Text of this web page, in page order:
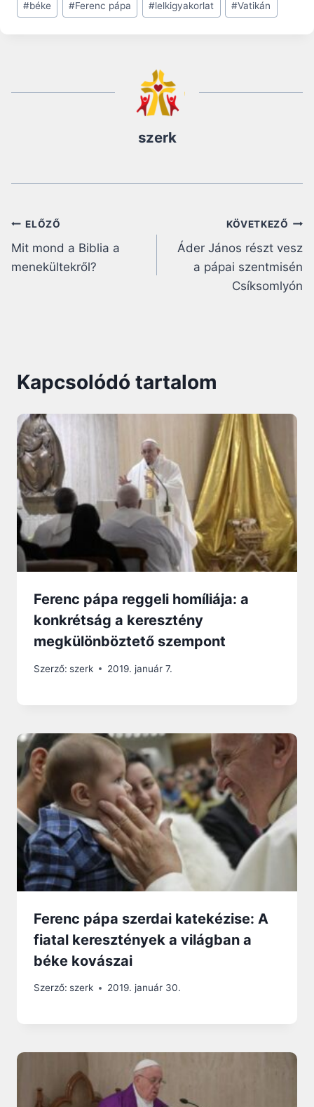
Tags:
#béke #Ferenc pápa #lelkigyakorlat #Vatikán
szerk
Bejegyzés
navigáció
ELŐZŐ
Mit mond a Biblia a
menekültekről?
KÖVETKEZŐ
Áder János részt vesz
a pápai szentmisén
Csíksomlyón
Kapcsolódó tartalom
Ferenc pápa reggeli homíliája: a
konkrétság a keresztény
megkülönböztető szempont
Szerző: szerk 2019. január 7.
Ferenc pápa szerdai katekézise: A
fiatal keresztények a világban a
béke kovászai
Szerző: szerk 2019. január 30.